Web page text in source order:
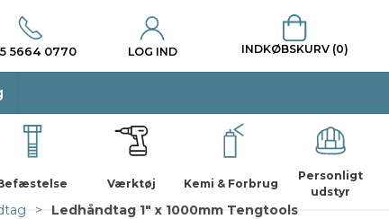
5664 0770 LOG IND INDKØBSKURV (0)
Værktøj Kemi & Forbrug
Personligt
udstyr
Ledhåndtag 1" x 1000mm Tengtools